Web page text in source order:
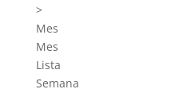
>
Mes
Mes
Lista
Semana